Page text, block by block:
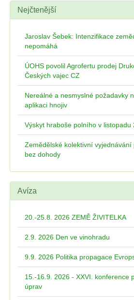
Nejčtenější
Jaroslav Šebek: Intenzifikace
nepomáhá
ÚOHS povolil Agrofertu prodej
Českých vajec CZ
Nereálné a nesmyslné požadavky
aplikaci hnojiv
Výskyt hraboše polního v listopadu
Zemědělské kolektivní vyjednávání
bez dohody
Avíza
20.-25.8. 2026 ZEMĚ ŽIVITELKA
2.9. 2026 Den ve vinohradu
9.9. 2026 Politika propagace
15.-16.9. 2026 - XXVI. konference
úprav